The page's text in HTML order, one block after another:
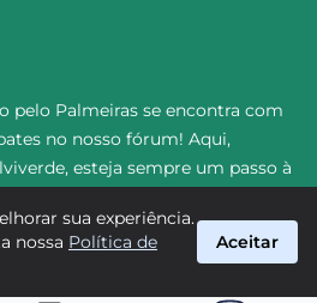
pelo Palmeiras se encontra com
no nosso fórum! Aqui,
esteja sempre um passo à
nesta jornada emocionante!
sua experiência.
nossa Política de
Aceitar